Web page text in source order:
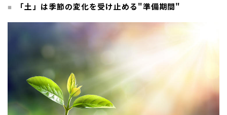
「土」は季節の変化を受け止める"準備期間"